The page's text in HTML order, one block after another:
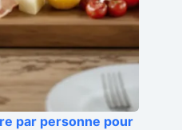
par personne pour